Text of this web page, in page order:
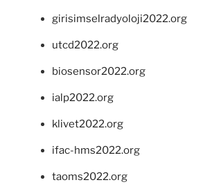
girisimselradyoloji2022.org
utcd2022.org
biosensor2022.org
ialp2022.org
klivet2022.org
ifac-hms2022.org
taoms2022.org